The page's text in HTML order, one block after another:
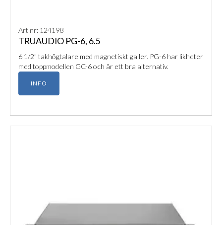
Art nr: 124198
TRUAUDIO PG-6, 6.5
6 1/2" takhögtalare med magnetiskt galler. PG-6 har likheter
med toppmodellen GC-6 och är ett bra alternativ.
INFO